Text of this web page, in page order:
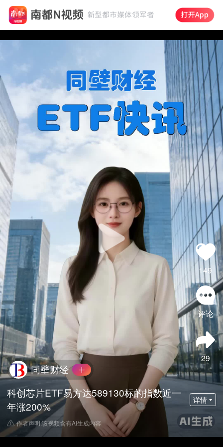
149
评论
29
同壁财经
科创芯片ETF易方达589130标的指数近一
年涨200%
详情
作者声明:该视频含有AI生成内容